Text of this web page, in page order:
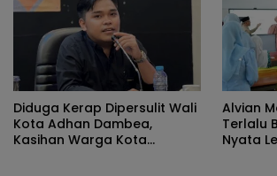
Diduga Kerap Dipersulit Wali
Kota Adhan Dambea,
Kasihan Warga Kota
Alvian
Terlalu
Nyata